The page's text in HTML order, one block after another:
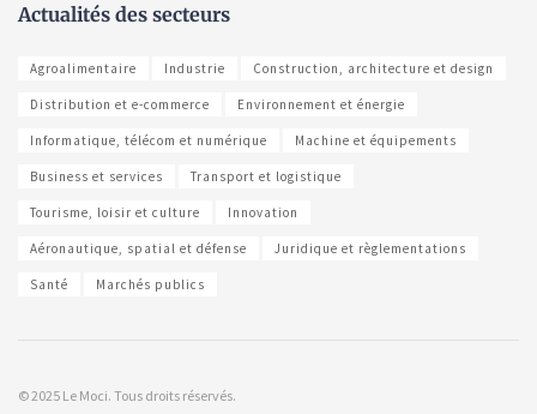
Actualités des secteurs
Agroalimentaire Industrie Construction, architecture et design
Distribution et e-commerce Environnement et énergie
Informatique, télécom et numérique Machine et équipements
Business et services Transport et logistique
Tourisme, loisir et culture Innovation
Aéronautique, spatial et défense Juridique et règlementations
Santé Marchés publics
© 2025 Le Moci. Tous droits réservés.